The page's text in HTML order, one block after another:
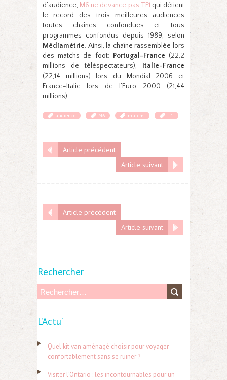
d’audience, M6 ne devance pas TF1 qui détient
le record des trois meilleures audiences
toutes chaînes confondues et tous
programmes confondus depuis 1989, selon
Médiamétrie. Ainsi, la chaîne rassemblée lors
des matchs de foot: Portugal-France (22,2
millions de téléspectateurs),
Italie-France
(22,14 millions) lors du Mondial 2006 et
France-Italie lors de l’Euro 2000 (21,44
millions).
audience M6 matchs tf1
Article précédent
Article suivant
Article précédent
Article suivant
Rechercher
L’Actu’
Quel kit van aménagé choisir pour voyager
confortablement sans se ruiner ?
Visiter l’Ontario : les incontournables pour un